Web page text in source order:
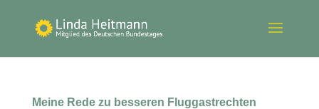
Meine Rede zu besseren Fluggastrechten